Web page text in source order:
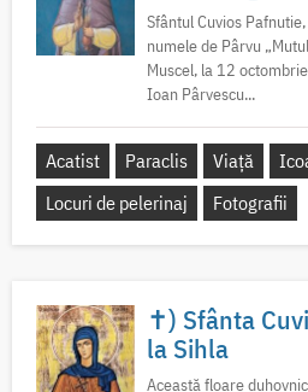
Sfântul Cuvios
numele de Pârvu
Muscel, la 12
Ioan Pârvescu...
Acatist Paraclis Viață
Locuri de pelerinaj
Fotografii
✝) Sfânta
la Sihla
Această floare